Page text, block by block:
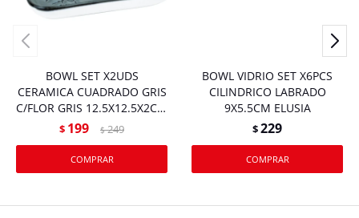
BOWL SET X2UDS
CERAMICA CUADRADO GRIS
C/FLOR GRIS 12.5X12.5X2CM
DX190649-S2
$ 199 $ 249
BOWL VIDRIO SET X6PCS
CILINDRICO LABRADO
9X5.5CM ELUSIA
$229